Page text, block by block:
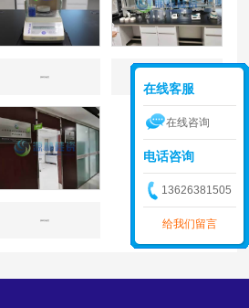
在线客服
在线咨询
电话咨询
13626381505
给我们留言